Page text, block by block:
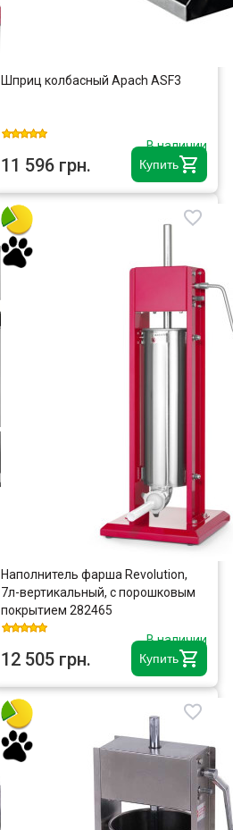
Купить
Шприц колбасный Apach ASF3
В наличии
11 596 грн.
Купить
Наполнитель фарша Revolution,
7л-вертикальный, с порошковым
покрытием 282465
В наличии
12 505 грн.